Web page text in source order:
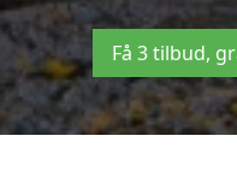
Få 3 tilbud,